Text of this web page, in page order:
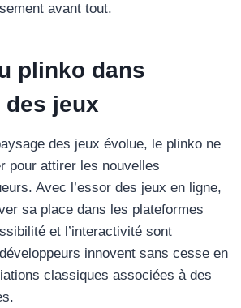
avant tout.
plinko dans
des jeux
des jeux évolue, le plinko ne
pour attirer les nouvelles
Avec l’essor des jeux en ligne,
sa place dans les plateformes
et l’interactivité sont
innovent sans cesse en
classiques associées à des